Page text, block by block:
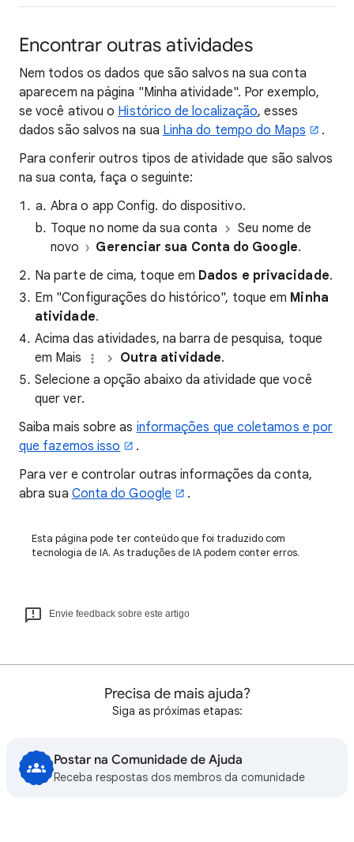
Encontrar outras atividades
Nem todos os dados que são salvos na sua conta
aparecem na página "Minha atividade". Por exemplo,
se você ativou o Histórico de localização, esses
dados são salvos na sua Linha do tempo do Maps
.
Para conferir outros tipos de atividade que são salvos
na sua conta, faça o seguinte:
Abra o app Config. do dispositivo.
Toque no nome da sua conta
Seu nome de
novo
Gerenciar sua Conta do Google.
Na parte de cima, toque em Dados e privacidade.
Em "Configurações do histórico", toque em Minha
atividade.
Acima das atividades, na barra de pesquisa, toque
em Mais
Outra atividade.
Selecione a opção abaixo da atividade que você
quer ver.
Saiba mais sobre as informações que coletamos e por
que fazemos isso
.
Para ver e controlar outras informações da conta,
abra sua Conta do Google .
Esta página pode ter conteúdo que foi traduzido com
tecnologia de IA. As traduções de IA podem conter erros.
Envie feedback sobre este artigo
Precisa de mais ajuda?
Siga as próximas etapas:
Postar na Comunidade de Ajuda
Receba respostas dos membros da comunidade